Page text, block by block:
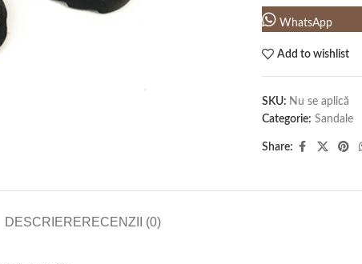
WhatsApp
Add to wishlist
SKU: Nu se aplică
Categorie: Sandale
Share:
DESCRIERERECENZII (0)